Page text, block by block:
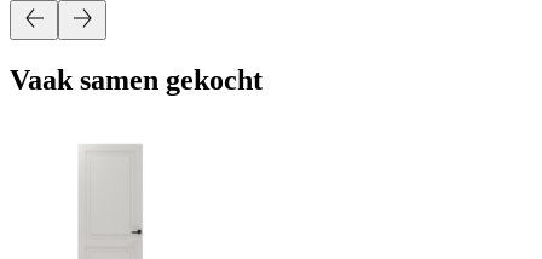
Vaak samen gekocht